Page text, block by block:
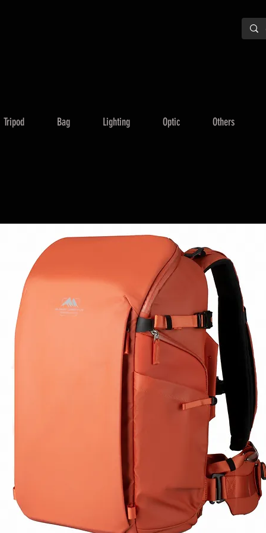
Tripod Bag Lighting Optic Others